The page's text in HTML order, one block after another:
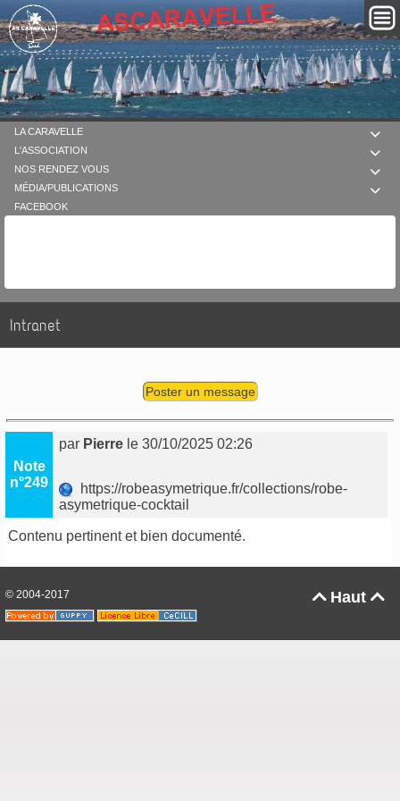

LA CARAVELLE

L'ASSOCIATION

NOS RENDEZ VOUS

MÉDIA/PUBLICATIONS
FACEBOOK
Intranet
Poster un message
Note
n°249
par Pierre le 30/10/2025 02:26
https://robeasymetrique.fr/collections/robe-
asymetrique-cocktail
Contenu pertinent et bien documenté.
Haut 
© 2004-2017